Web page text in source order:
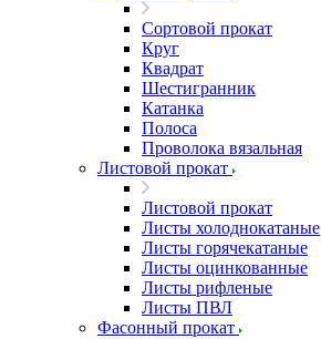
Сортовой прокат
Круг
Квадрат
Шестигранник
Катанка
Полоса
Проволока вязальная
Листовой прокат
Листовой прокат
Листы холоднокатаные
Листы горячекатаные
Листы оцинкованные
Листы рифленые
Листы ПВЛ
Фасонный прокат